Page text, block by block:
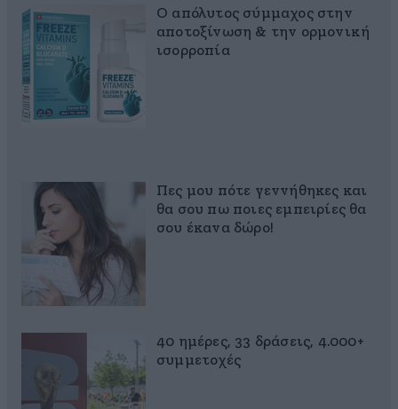
Ο απόλυτος σύμμαχος στην
αποτοξίνωση & την ορμονική
ισορροπία
Πες μου πότε γεννήθηκες και
θα σου πω ποιες εμπειρίες θα
σου έκανα δώρο!
40 ημέρες, 33 δράσεις, 4.000+
συμμετοχές